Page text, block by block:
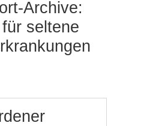
Archive:
seltene